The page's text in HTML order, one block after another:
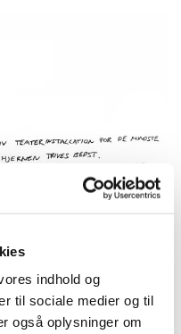
indhold og
til sociale medier og til
også oplysninger om